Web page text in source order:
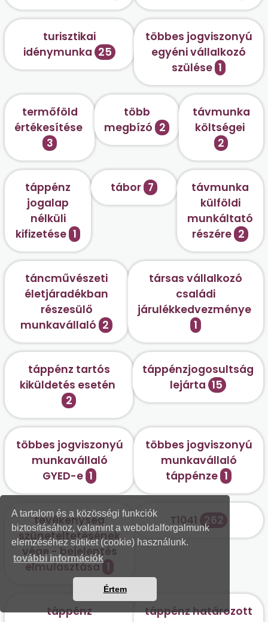
A tartalom és a közösségi funkciók
biztosításához, valamint a weboldalforgalmunk
elemzéséhez sütiket (cookie) használunk.
további információk
Értem
turisztikai
idénymunka 25
többes jogviszonyú
egyéni vállalkozó
szülése 1
termőföld
értékesítése
3
több
megbízó 2
távmunka
költségei
2
táppénz
jogalap
nélküli
kifizetése 1
tábor 7
távmunka
külföldi
munkáltató
részére 2
táncművészeti
életjáradékban
részesülő
munkavállaló 2
társas vállalkozó
családi
járulékkedvezménye
1
táppénz tartós
kiküldetés esetén
2
táppénzjogosultság
lejárta 15
többes jogviszonyú
munkavállaló
GYED-e 1
többes jogviszonyú
munkavállaló
táppénze 1
tevékenység
szüneteltetésének
vége - bejelentés
elmulasztása 1
T1041 262
táppénz
táppénz határozott